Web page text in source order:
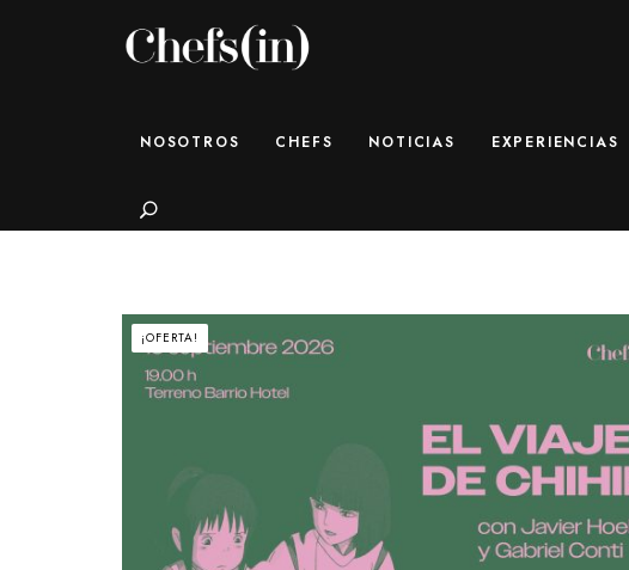
NOSOTROS CHEFS NOTICIAS EXPERIENCIAS
¡OFERTA!